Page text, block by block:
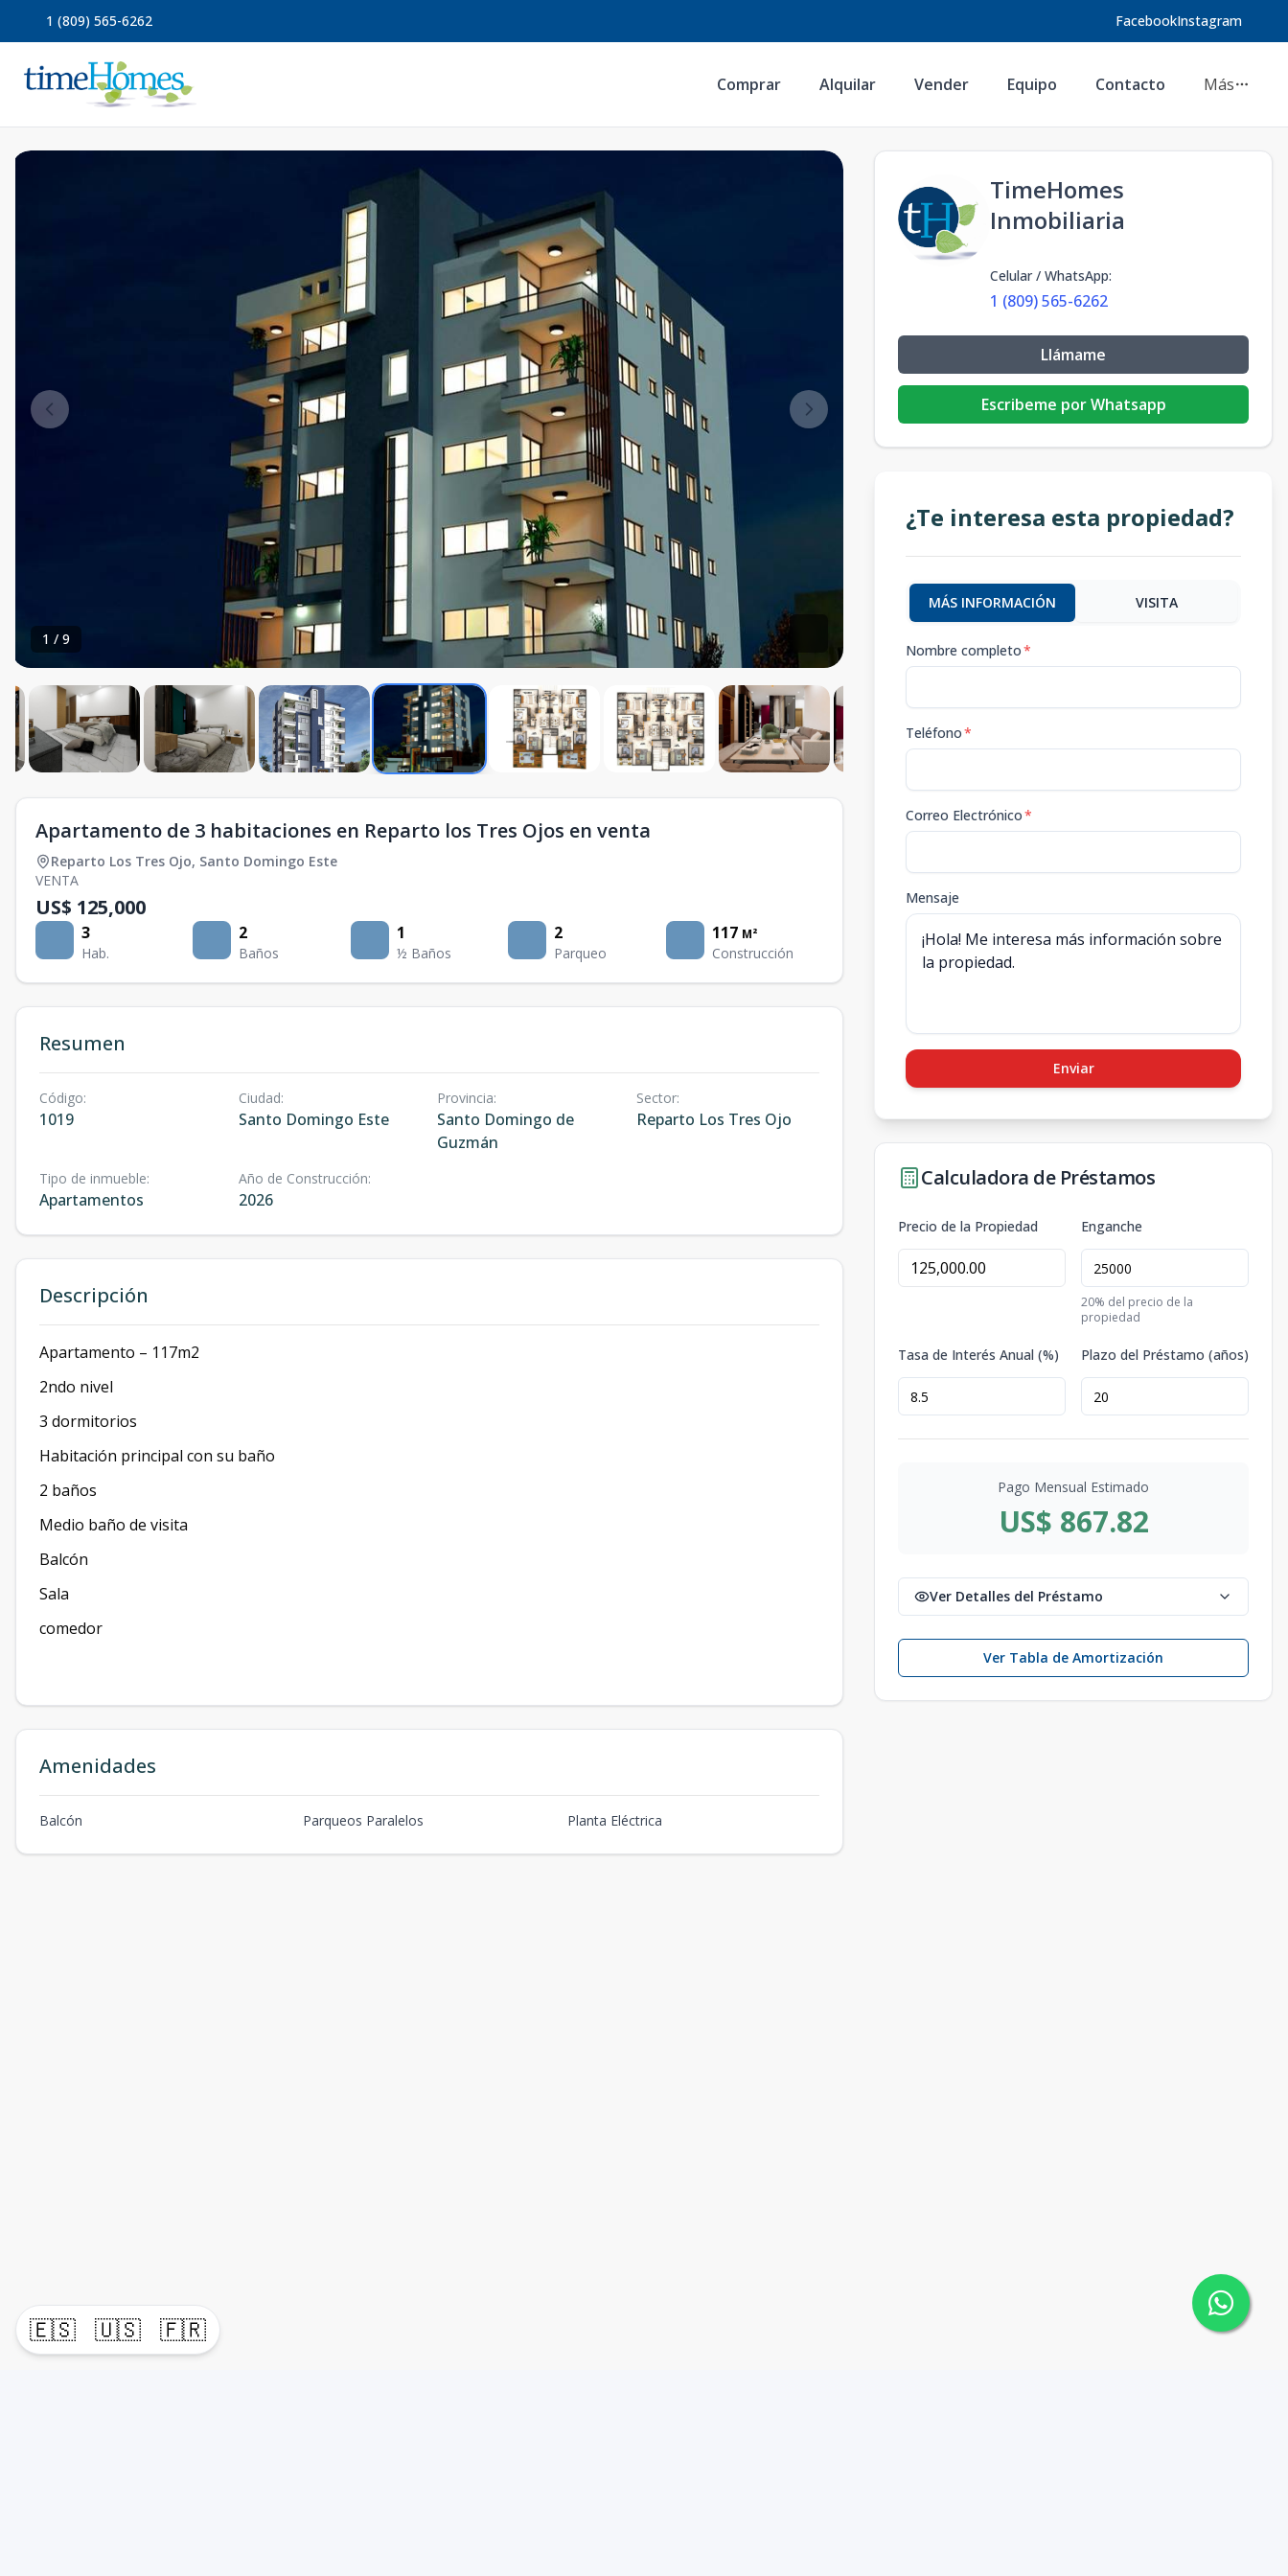
🇪🇸 🇺🇸 🇫🇷
1 (809) 565-6262 FacebookInstagram
Comprar Alquilar Vender Equipo Contacto Más
1 / 9
Apartamento de 3 habitaciones en Reparto los Tres Ojos en venta
Reparto Los Tres Ojo, Santo Domingo Este
VENTA
US$ 125,000
3
Hab.
2
Baños
1
½ Baños
2
Parqueo
117 M²
Construcción
Resumen
Código:
1019
Ciudad:
Santo Domingo Este
Provincia:
Santo Domingo de
Guzmán
Sector:
Reparto Los Tres Ojo
Tipo de inmueble:
Apartamentos
Año de Construcción:
2026
Descripción
Apartamento – 117m2
2ndo nivel
3 dormitorios
Habitación principal con su baño
2 baños
Medio baño de visita
Balcón
Sala
comedor
Amenidades
Balcón Parqueos Paralelos Planta Eléctrica
TimeHomes
Inmobiliaria
Celular / WhatsApp:
1 (809) 565-6262
Llámame
Escribeme por Whatsapp
¿Te interesa esta propiedad?
MÁS INFORMACIÓN VISITA
Nombre completo*
Teléfono*
Correo Electrónico*
Mensaje
Enviar
Calculadora de Préstamos
Precio de la Propiedad Enganche
20% del precio de la
propiedad
Tasa de Interés Anual (%) Plazo del Préstamo (años)
Pago Mensual Estimado
US$ 867.82
Ver Detalles del Préstamo
Ver Tabla de Amortización